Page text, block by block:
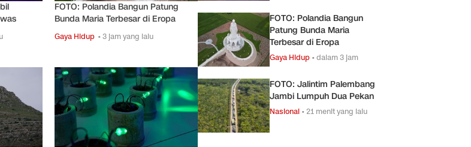
FOTO: Polandia Bangun Patung
Bunda Maria Terbesar di Eropa
Gaya Hidup • 3 jam yang lalu
FOTO: Polandia Bangun
Patung Bunda Maria
Terbesar di Eropa
Gaya Hidup •dalam 3 jam
FOTO: Jalintim Palembang
Jambi Lumpuh Dua Pekan
Nasional •21 menit yang lalu